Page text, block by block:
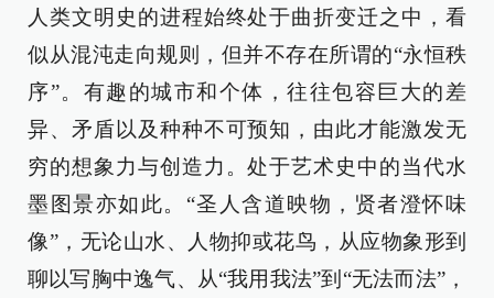
人类文明史的进程始终处于曲折变迁之中，看
似从混沌走向规则，但并不存在所谓的“永恒秩
序”。有趣的城市和个体，往往包容巨大的差
异、矛盾以及种种不可预知，由此才能激发无
穷的想象力与创造力。处于艺术史中的当代水
墨图景亦如此。“圣人含道映物，贤者澄怀味
像”，无论山水、人物抑或花鸟，从应物象形到
聊以写胸中逸气、从“我用我法”到“无法而法”，